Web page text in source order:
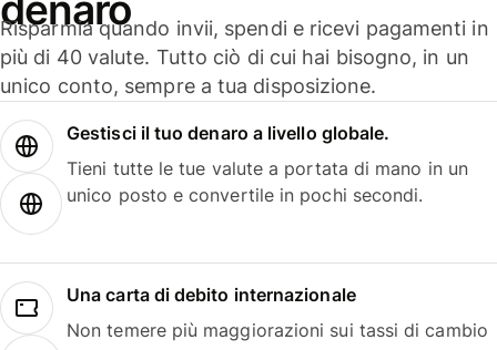
Risparmia quando invii, spendi e ricevi pagamenti in
più di 40 valute. Tutto ciò di cui hai bisogno, in un
unico conto, sempre a tua disposizione.
Gestisci il tuo denaro a livello globale.
Tieni tutte le tue valute a portata di mano in un
unico posto e convertile in pochi secondi.
Una carta di debito internazionale
Non temere più maggiorazioni sui tassi di cambio